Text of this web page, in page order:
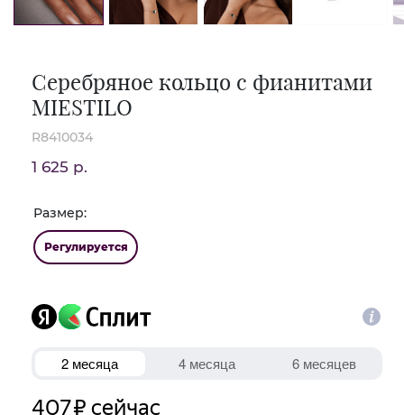
Серебряное кольцо с фианитами
MIESTILO
R8410034
1 625 р.
Размер:
Регулируется